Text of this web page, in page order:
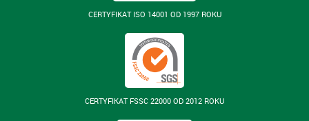
CERTYFIKAT ISO 14001 OD 1997 ROKU
CERTYFIKAT FSSC 22000 OD 2012 ROKU